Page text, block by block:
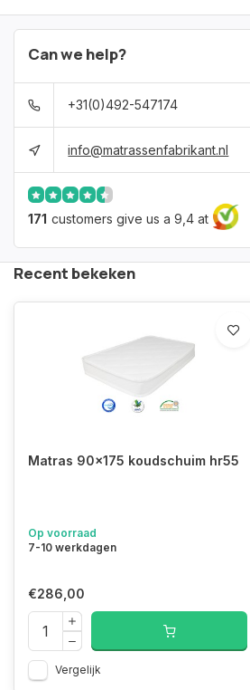
Can we help?
+31(0)492-547174
info@matrassenfabrikant.nl
171 customers give us a 9,4 at
Recent bekeken
Matras 90x175 koudschuim hr55
Op voorraad
7-10 werkdagen
€286,00
Vergelijk